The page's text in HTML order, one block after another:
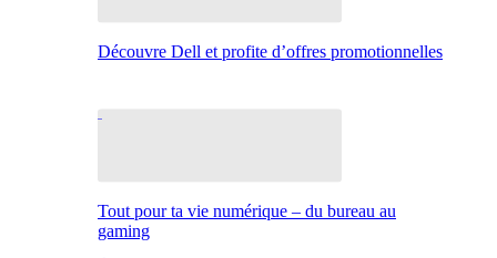
Découvre Dell et profite d’offres promotionnelles
Tout pour ta vie numérique – du bureau au
gaming